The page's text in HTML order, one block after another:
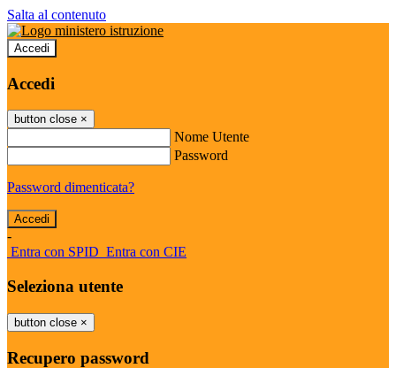
Salta al contenuto
Accedi
Accedi
button close ×
Nome Utente
Password
Password dimenticata?
-
Entra con SPID Entra con CIE
Seleziona utente
button close ×
Recupero password